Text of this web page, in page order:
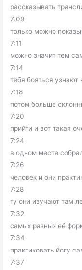
рассказывать
7:09
только можно
7:11
можно значит тем
7:14
тебя бояться узнают
7:18
потом больше
7:20
прийти и вот такая
7:24
в одном месте
7:26
человек и они
7:28
гу они изучают там
7:32
самых разных её
7:34
практиковать йогу
7:37